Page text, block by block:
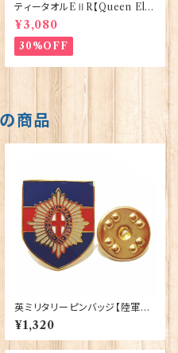
ティータオルEⅡR【Queen Eliz
abethⅡ Commemorative】V
ictoria Eggs 50128
¥3,080
30%OFF
商品
英ミリタリーピンバッジ【陸軍=C
oldstream Guards】Traditio
n 90043-M030
¥1,320